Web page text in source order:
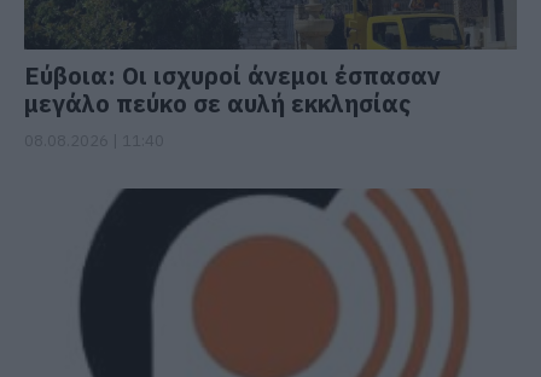
Εύβοια: Οι ισχυροί άνεμοι έσπασαν
μεγάλο πεύκο σε αυλή εκκλησίας